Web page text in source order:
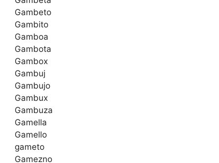
Gambeto
Gambito
Gamboa
Gambota
Gambox
Gambuj
Gambujo
Gambux
Gambuza
Gamella
Gamello
gameto
Gamezno